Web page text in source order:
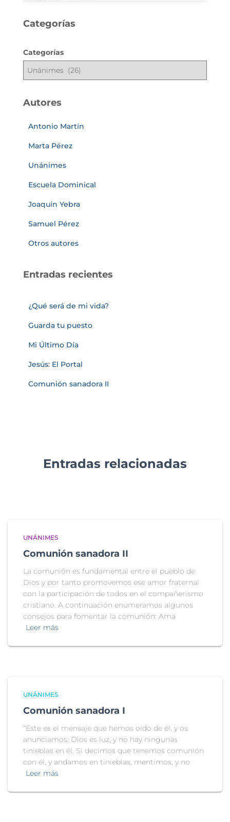
Categorías
Categorías
Autores
Antonio Martín
Marta Pérez
Unánimes
Escuela Dominical
Joaquín Yebra
Samuel Pérez
Otros autores
Entradas recientes
¿Qué será de mi vida?
Guarda tu puesto
Mi Último Día
Jesús: El Portal
Comunión sanadora II
Entradas relacionadas
UNÁNIMES
Comunión sanadora II
La comunión es fundamental entre el pueblo de
Dios y por tanto promovemos ese amor fraternal
con la participación de todos en el compañerismo
cristiano. A continuación enumeramos algunos
consejos para fomentar la comunión: Ama
Leer más
UNÁNIMES
Comunión sanadora I
“Este es el mensaje que hemos oído de él, y os
anunciamos: Dios es luz, y no hay ningunas
tinieblas en él. Si decimos que tenemos comunión
con él, y andamos en tinieblas, mentimos, y no
Leer más